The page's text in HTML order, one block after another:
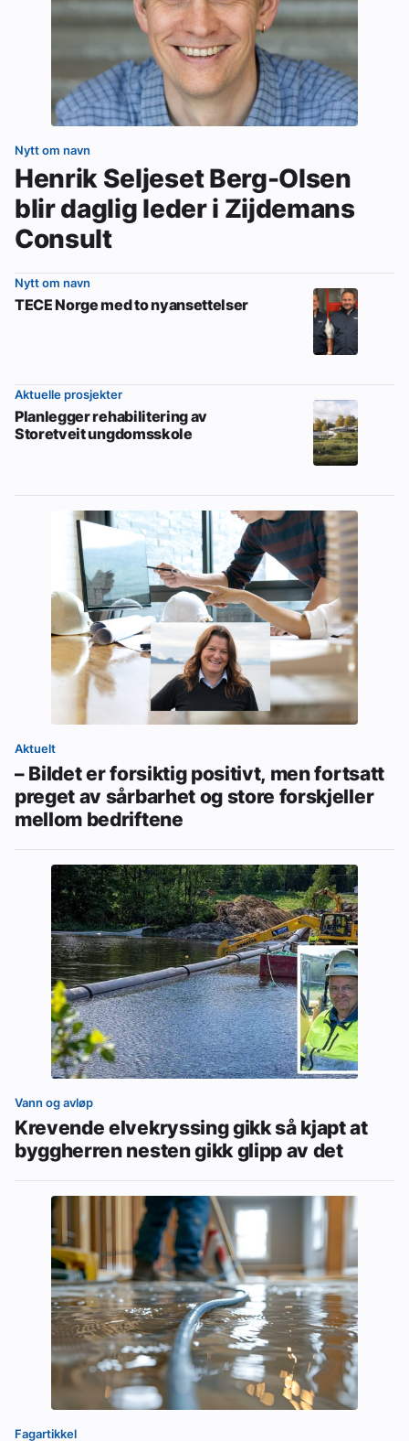
Nytt om navn
Henrik Seljeset Berg-Olsen
blir daglig leder i Zijdemans
Consult
Nytt om navn
TECE Norge med to nyansettelser
Aktuelle prosjekter
Planlegger rehabilitering av
Storetveit ungdomsskole
Aktuelt
– Bildet er forsiktig positivt, men fortsatt
preget av sårbarhet og store forskjeller
mellom bedriftene
Vann og avløp
Krevende elvekryssing gikk så kjapt at
byggherren nesten gikk glipp av det
Fagartikkel